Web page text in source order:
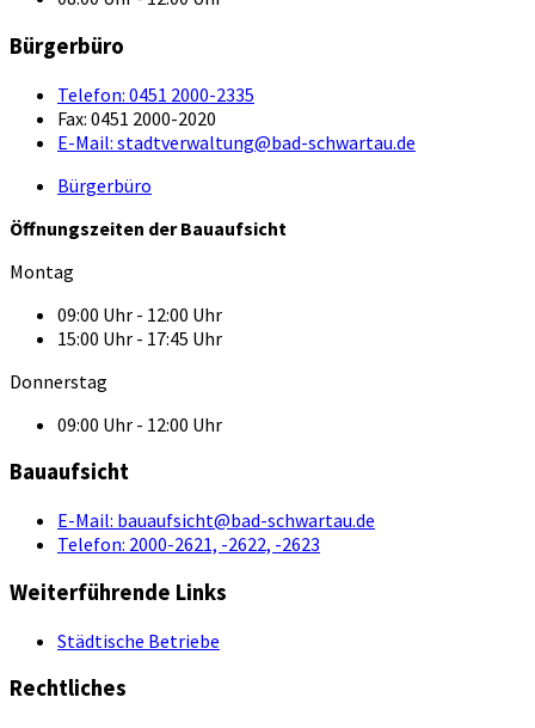
Bürgerbüro
Telefon: 0451 2000-2335
Fax: 0451 2000-2020
E-Mail: stadtverwaltung@bad-schwartau.de
Bürgerbüro
Öffnungszeiten der Bauaufsicht
Montag
09:00 Uhr - 12:00 Uhr
15:00 Uhr - 17:45 Uhr
Donnerstag
09:00 Uhr - 12:00 Uhr
Bauaufsicht
E-Mail: bauaufsicht@bad-schwartau.de
Telefon: 2000-2621, -2622, -2623
Weiterführende Links
Städtische Betriebe
Rechtliches